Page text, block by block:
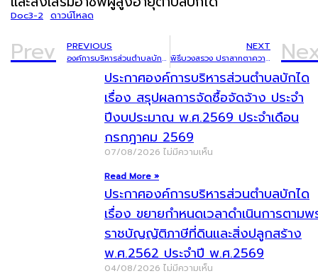
Doc3-2 ดาวน์โหลด
Prev PREVIOUS
องค์การบริหารส่วนตำบลบักได ขอเชิญร่วมพิธีบวงสรวงปราสาทตาควาย ตามโครงการส่งเสริมการท่องเที่ยวปราสาทตาควาย ประจำปี 2566 วันเสาร์ ที่ 22 เมษายน 2566 เวลา 07.00 น. เป็นต้นไป
NEXT
พิธีบวงสรวง ปราสาทตาควาย ประจำปี 2566
ประกาศองค์การบริหารส่วนตำบลบักได
เรื่อง สรุปผลการจัดซื้อจัดจ้าง ประจำ
ปีงบประมาณ พ.ศ.2569 ประจำเดือน
กรกฎาคม 2569
07/08/2026 ไม่มีความเห็น
Read More »
ประกาศองค์การบริหารส่วนตำบลบักได
เรื่อง ขยายกำหนดเวลาดำเนินการตามพ
ราชบัญญัติภาษีที่ดินและสิ่งปลูกสร้าง
พ.ศ.2562 ประจำปี พ.ศ.2569
04/08/2026 ไม่มีความเห็น